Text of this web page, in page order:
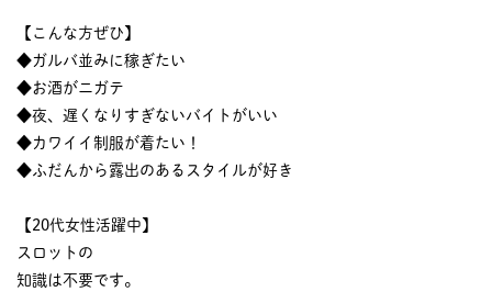
【こんな方ぜひ】
◆ガルバ並みに稼ぎたい
◆お酒がニガテ
◆夜、遅くなりすぎないバイトがいい
◆カワイイ制服が着たい！
◆ふだんから露出のあるスタイルが好き
【20代女性活躍中】
スロットの
知識は不要です。